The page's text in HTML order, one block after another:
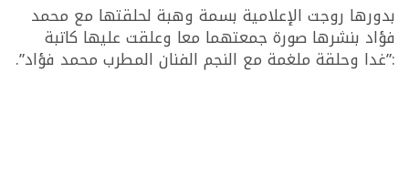
بدورها روجت الإعلامية بسمة وهبة لحلقتها مع محمد
فؤاد بنشرها صورة جمعتهما معا وعلقت عليها كاتبة
:”غدا وحلقة ملغمة مع النجم الفنان المطرب محمد فؤاد”.